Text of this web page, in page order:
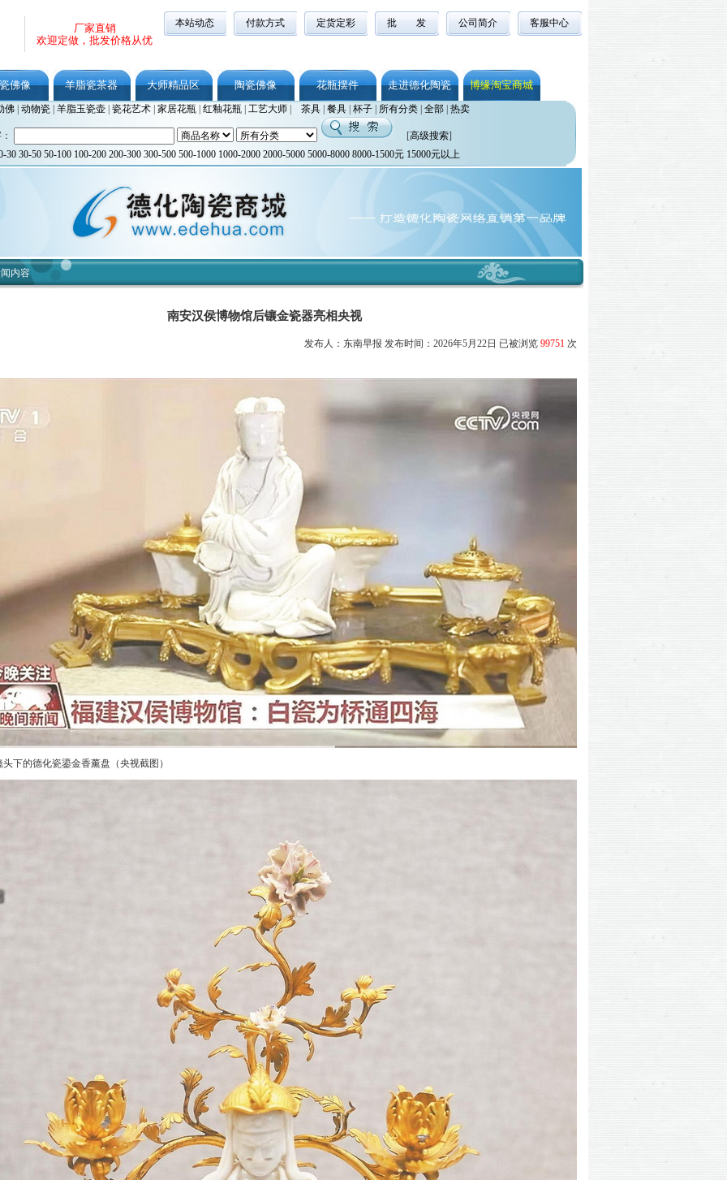
厂家直销
欢迎定做，批发价格从优
本站动态 付款方式 定货定彩 批 发 公司简介 客服中心
佛像 羊脂瓷茶器 大师精品区 陶瓷佛像 花瓶摆件 走进德化陶瓷 博缘淘宝商城
佛| 动物瓷| 羊脂玉瓷壶| 瓷花艺术| 家居花瓶| 红釉花瓶| 工艺大师| 茶具| 餐具| 杯子| 所有分类| 全部| 热卖
[高级搜索]
30 30-50 50-100 100-200 200-300 300-500 500-1000 1000-2000 2000-5000 5000-8000 8000-1500元 15000元以上
内容
南安汉侯博物馆后镶金瓷器亮相央视
发布人：东南早报 发布时间：2026年5月22日 已被浏览 99751次
的德化瓷鎏金香薰盘（央视截图）